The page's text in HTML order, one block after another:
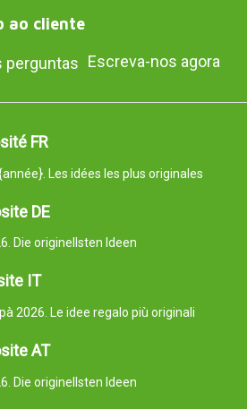
ao cliente
Escreva-nos agora
FR
Les idées les plus originales
DE
Die originellsten Ideen
IT
2026. Le idee regalo più originali
AT
Die originellsten Ideen